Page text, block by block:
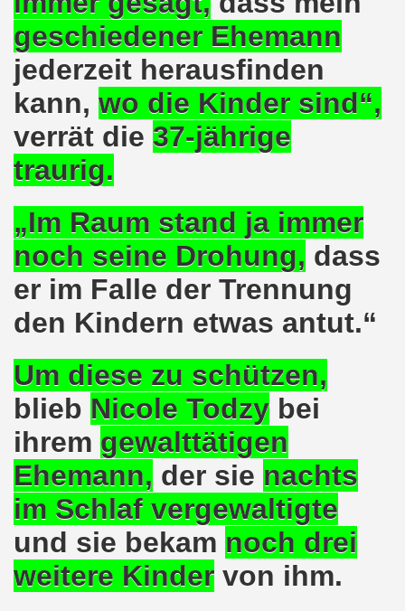
geschiedener Ehemann
jederzeit herausfinden
kann, wo die Kinder sind“,
verrät die 37-jährige
traurig.
„Im Raum stand ja immer
noch seine Drohung, dass
er im Falle der Trennung
den Kindern etwas antut.“
Um diese zu schützen,
blieb Nicole Todzy bei
ihrem gewalttätigen
Ehemann, der sie nachts
im Schlaf vergewaltigte
und sie bekam noch drei
weitere Kinder von ihm.
die geplante Politik der neuen NRW-Koalition von
steht mit voller Solidarität an der Seite der
Bewegung erwartet Sicherheit - vor den
werden - 626. Gelsenkirchener Montagsdemo-
Bewegung diskutiert Wahlschlappe der SPD
auch am 14.05.2017 für die MLPD direkt zur
bezieht Stellung - NEIN zum Angriff Donald
Bewegung ruft auf gegen Donald Trumps Luftangriffe
Bewegung im Zeichen der internationalen Arbeiter-
- weg mit Hartz IV, nicht nur Nachbesserung a la Martin
621. Gelsenkirchener Montagsdemo-Bewegung
Montagsdemo-Bewegung: Keine
Bewegung berichtet am 20.03.2017 von der
Bewegung: Widerstand zur Abschaltung aller AKWs
im Mittelpunkt der 618. Gelsenkirchener Montagsdemo-